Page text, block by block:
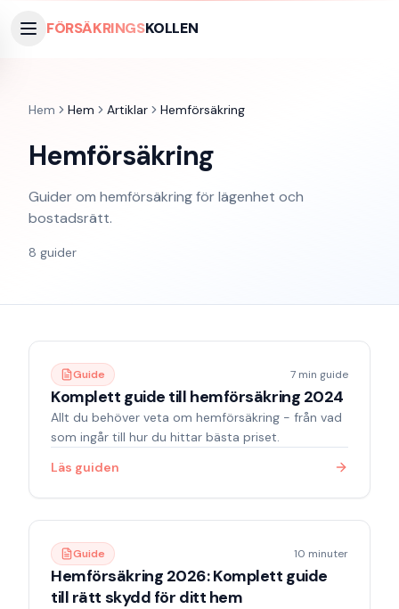
FÖRSÄKRINGSKOLLEN
Hem Hem Artiklar Hemförsäkring
Hemförsäkring
Guider om hemförsäkring för lägenhet och
bostadsrätt.
8 guider
Guide 7 min guide
Komplett guide till hemförsäkring 2024
Allt du behöver veta om hemförsäkring - från vad
som ingår till hur du hittar bästa priset.
Läs guiden
Guide 10 minuter
Hemförsäkring 2026: Komplett guide
till rätt skydd för ditt hem